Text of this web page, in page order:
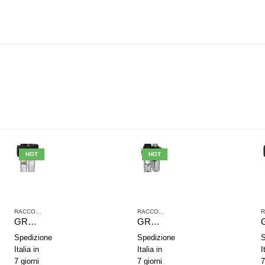
TRATTAMENTO ARIA COMPRESSA
HOT
RACCORDI JOHN GUEST TRATTAMENTO ARIA COMPRESSA
GRUPPO DI TRATTAMENTO ARIA IN 2 PARTI AVENTICS SERIE NL2-ACD 0821300433
Spedizione
Italia in
7 giorni
HOT
GRUPPO DI TRATTAMENTO ARIA IN 2 PARTI AVENTICS SERIE NL1-ACD 0821300732
Spedizione
Italia in
7 giorni